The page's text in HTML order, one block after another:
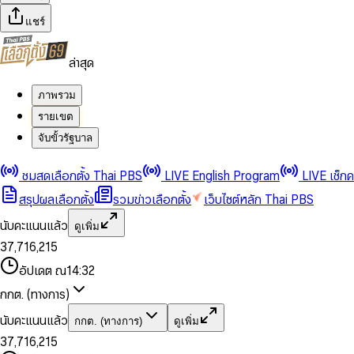
แชร์
ล่าสุด
ภาพรวม
รายเขต
จับขั้วรัฐบาล
ชมสดเลือกตั้ง Thai PBS LIVE English Program
LIVE เช็ก
สรุปผลเลือกตั้ง
รวมข่าวเลือกตั้ง
เว็บไซต์หลัก Thai PBS
นับคะแนนแล้ว
ดูเพิ่ม
0
1
2
3
4
5
6
8
9
2
3
4
5
6
7
8
9
,
0
2
4
6
7
8
9
0
1
2
3
4
5
6
7
8
1
3
5
6
7
8
9
,
1
2
4
5
7
8
9
0
1
3
4
6
7
8
0
2
3
4
5
7
8
อัปเดต ณ14:32
กกต. (ทางการ)
นับคะแนนแล้ว
กกต. (ทางการ) ดูเพิ่ม
0
1
2
3
0
1
2
4
5
6
7,
0
1
2
4
6
7
0
1
0
1
3
5
6,
1
2
0
1
0
2
3
4
5